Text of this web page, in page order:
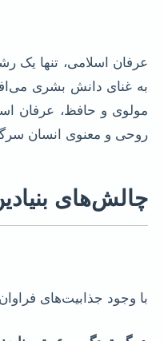
عرفان اسلامی، تنها یک
به غنای دانش بشری
مولوی و حافظ، عرفان
روحی و معنوی انسان
چالش‌های
با وجود جذابیت‌های